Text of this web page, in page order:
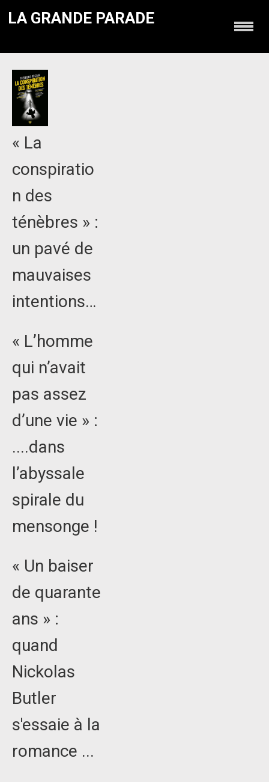
LA GRANDE PARADE
« La
conspiratio
n des
ténèbres » :
un pavé de
mauvaises
intentions…
« L’homme
qui n’avait
pas assez
d’une vie » :
....dans
l’abyssale
spirale du
mensonge !
« Un baiser
de quarante
ans » :
quand
Nickolas
Butler
s'essaie à la
romance ...